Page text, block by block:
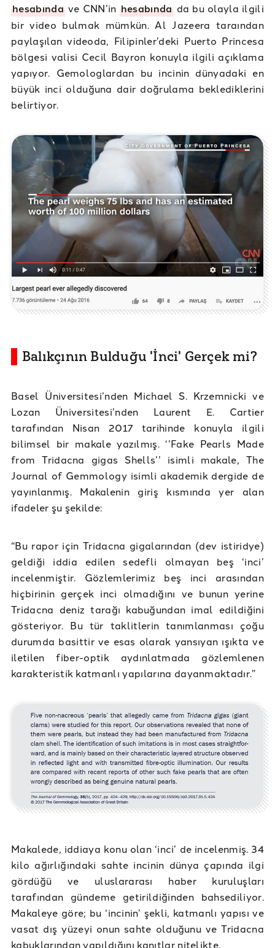
hesabındave CNN’in hesabındada bu olayla ilgili
bir video bulmak mümkün. Al Jazeera taraından
paylaşılan videoda, Filipinler’deki Puerto Princesa
bölgesi valisi Cecil Bayron konuyla ilgili açıklama
yapıyor. Gemologlardan bu incinin dünyadaki en
büyük inci olduğuna dair doğrulama beklediklerini
belirtiyor.
Balıkçının Bulduğu 'İnci' Gerçek mi?
Basel Üniversitesi’nden Michael S. Krzemnicki ve
Lozan Üniversitesi’nden Laurent E. Cartier
tarafından Nisan 2017 tarihinde konuyla ilgili
bilimsel bir makale yazılmış. ‘’Fake Pearls Made
from Tridacna gigas Shells’’ isimli makale, The
Journal of Gemmology isimli akademik dergide de
yayınlanmış. Makalenin giriş kısmında yer alan
ifadeler şu şekilde:
“Bu rapor için Tridacna gigalarından (dev istiridye)
geldiği iddia edilen sedefli olmayan beş ‘inci’
incelenmiştir. Gözlemlerimiz beş inci arasından
hiçbirinin gerçek inci olmadığını ve bunun yerine
Tridacna deniz tarağı kabuğundan imal edildiğini
gösteriyor. Bu tür taklitlerin tanımlanması çoğu
durumda basittir ve esas olarak yansıyan ışıkta ve
iletilen fiber-optik aydınlatmada gözlemlenen
karakteristik katmanlı yapılarına dayanmaktadır.”
Makalede, iddiaya konu olan ‘inci’ de incelenmiş. 34
kilo ağırlığındaki sahte incinin dünya çapında ilgi
gördüğü ve uluslararası haber kuruluşları
tarafından gündeme getirildiğinden bahsediliyor.
Makaleye göre; bu ‘incinin’ şekli, katmanlı yapısı ve
vasat dış yüzeyi onun sahte olduğunu ve Tridacna
kabuklarından yapıldığını kanıtlar nitelikte.